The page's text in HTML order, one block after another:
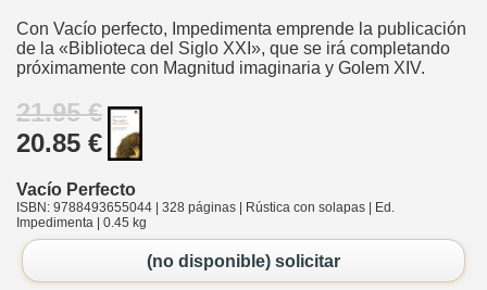
Con Vacío perfecto, Impedimenta emprende la publicación
de la «Biblioteca del Siglo XXI», que se irá completando
próximamente con Magnitud imaginaria y Golem XIV.
21.95 €
20.85 €
Vacío Perfecto
ISBN: 9788493655044 | 328 páginas | Rústica con solapas | Ed.
Impedimenta | 0.45 kg
(no disponible) solicitar